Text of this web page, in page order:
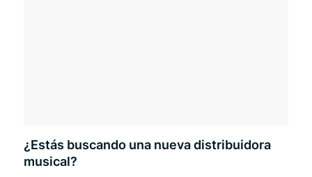
¿Estás buscando una nueva distribuidora
musical?